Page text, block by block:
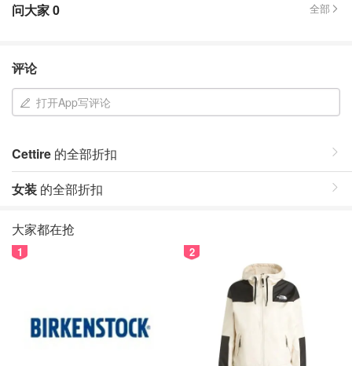
问大家0 全部
评论
打开App写评论
Cettire 的全部折扣
女装 的全部折扣
大家都在抢
1 2